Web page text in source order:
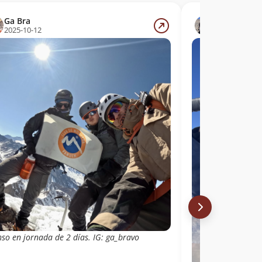
Ga Bra
2025-10-12
en jornada de 2 días. IG: ga_bravo